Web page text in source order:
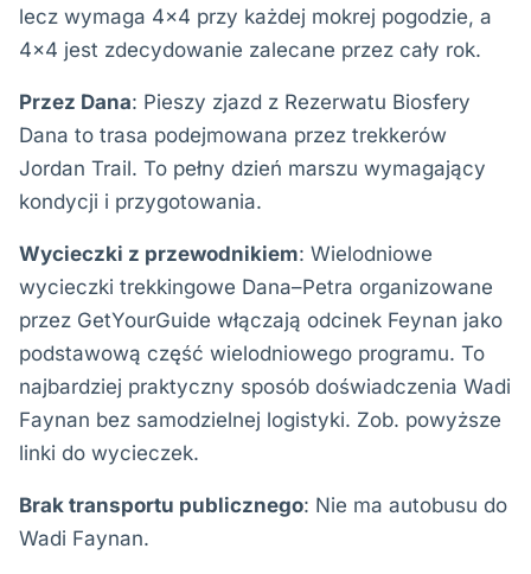
lecz wymaga 4×4 przy każdej mokrej pogodzie, a
4×4 jest zdecydowanie zalecane przez cały rok.
Przez Dana: Pieszy zjazd z Rezerwatu Biosfery
Dana to trasa podejmowana przez trekkerów
Jordan Trail. To pełny dzień marszu wymagający
kondycji i przygotowania.
Wycieczki z przewodnikiem: Wielodniowe
wycieczki trekkingowe Dana–Petra organizowane
przez GetYourGuide włączają odcinek Feynan jako
podstawową część wielodniowego programu. To
najbardziej praktyczny sposób doświadczenia Wadi
Faynan bez samodzielnej logistyki. Zob. powyższe
linki do wycieczek.
Brak transportu publicznego: Nie ma autobusu do
Wadi Faynan.